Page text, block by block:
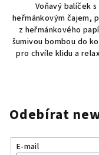
Voňavý balíček s
heřmánkovým čajem,
z heřmánkového
šumivou bombou do
pro chvíle klidu a
Odebírat
E-mail